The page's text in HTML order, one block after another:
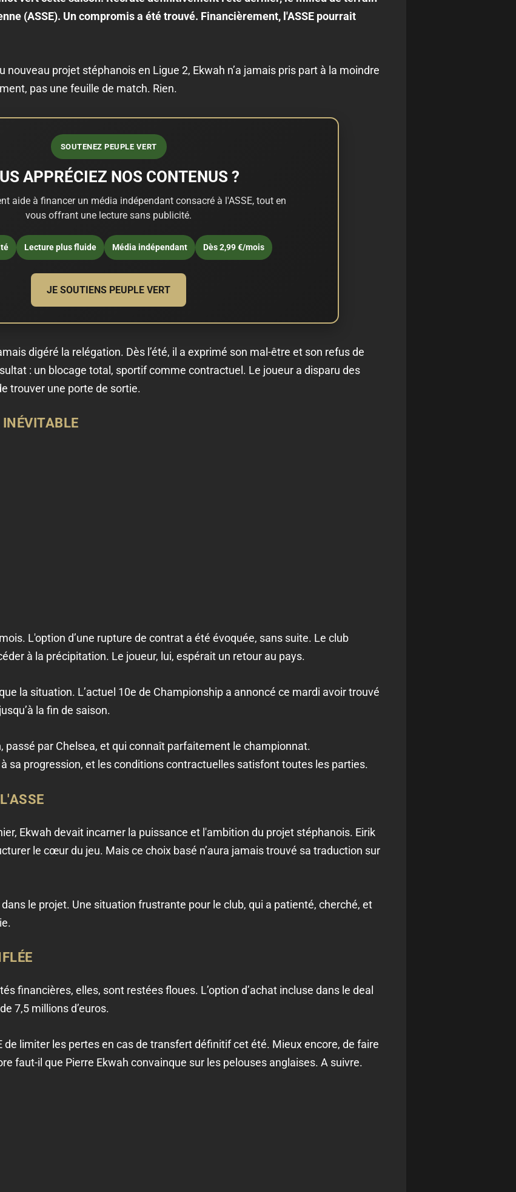
(ASSE). Un compromis a été trouvé. Financièrement, l'ASSE pourrait
nouveau projet stéphanois en Ligue 2, Ekwah n’a jamais pris part à la moindre
pas une feuille de match. Rien.
SOUTENEZ PEUPLE VERT
APPRÉCIEZ NOS CONTENUS ?
aide à financer un média indépendant consacré à l'ASSE, tout en
vous offrant une lecture sans publicité.
Lecture plus fluide Média indépendant Dès 2,99 €/mois
JE SOUTIENS PEUPLE VERT
digéré la relégation. Dès l’été, il a exprimé son mal-être et son refus de
: un blocage total, sportif comme contractuel. Le joueur a disparu des
trouver une porte de sortie.
INÉVITABLE
L'option d’une rupture de contrat a été évoquée, sans suite. Le club
à la précipitation. Le joueur, lui, espérait un retour au pays.
la situation. L’actuel 10e de Championship a annoncé ce mardi avoir trouvé
la fin de saison.
passé par Chelsea, et qui connaît parfaitement le championnat.
sa progression, et les conditions contractuelles satisfont toutes les parties.
Ekwah devait incarner la puissance et l'ambition du projet stéphanois. Eirik
le cœur du jeu. Mais ce choix basé n’aura jamais trouvé sa traduction sur
dans le projet. Une situation frustrante pour le club, qui a patienté, cherché, et
financières, elles, sont restées floues. L’option d’achat incluse dans le deal
7,5 millions d’euros.
de limiter les pertes en cas de transfert définitif cet été. Mieux encore, de faire
faut-il que Pierre Ekwah convainque sur les pelouses anglaises. A suivre.